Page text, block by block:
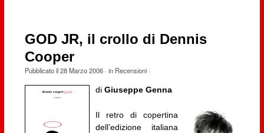
GOD JR, il crollo di Dennis
Cooper
Pubblicato il28 Marzo 2006· in Recensioni·
di Giuseppe Genna
Il retro di copertina
dell’edizione italiana